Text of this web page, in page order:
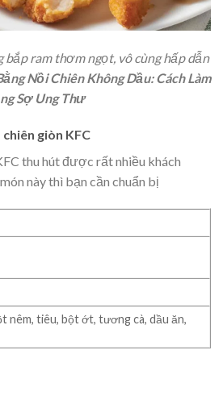
bắp ram thơm ngọt, vô cùng hấp dẫn
Nồi Chiên Không Dầu: Cách Làm
Sợ Ung Thư
giòn KFC
thu hút được rất nhiều khách
này thì bạn cần chuẩn bị
nêm, tiêu, bột ớt, tương cà, dầu ăn,